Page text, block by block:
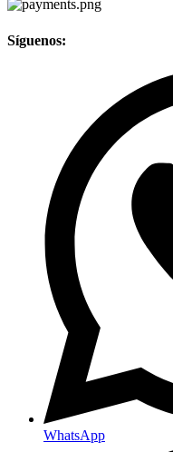
Síguenos:
WhatsApp